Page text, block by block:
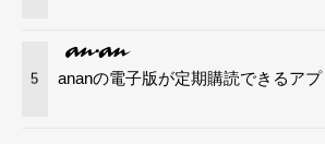
5 ananの電子版が定期購読できるアプ